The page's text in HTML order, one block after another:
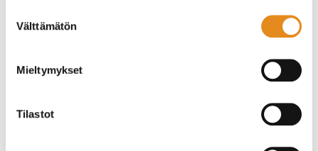
valinta
Välttämätön
Mieltymykset
Tilastot
Rovala 5 (opistotalo)
supermarketin ja kukkakaupan sisäänkäyntiä)
Minimani